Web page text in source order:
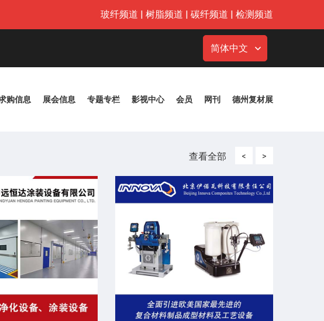
玻纤频道 | 树脂频道 | 碳纤频道 | 检测频道
简体中文
购信息 展会信息 专题专栏 影视中心 会员 网刊 德州复材展
查看全部 < >